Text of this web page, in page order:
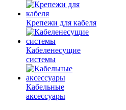
Крепежи для кабеля
Кабеленесущие
системы
Кабельные
аксессуары